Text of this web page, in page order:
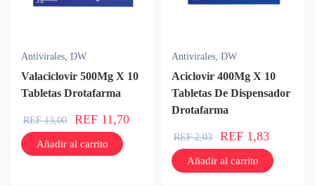
Antivirales, DW
Valaciclovir 500Mg X 10
Tabletas Drotafarma
REF13,00 REF 11,70
Añadir al carrito
Antivirales, DW
Aciclovir 400Mg X 10
Tabletas De Dispensador
Drotafarma
REF2,03 REF 1,83
Añadir al carrito